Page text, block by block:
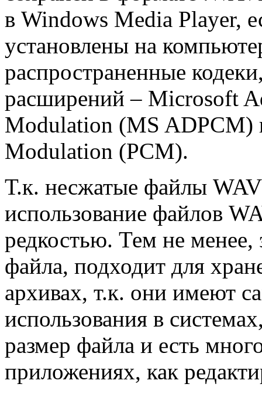
в Windows Media Player,
установлены на
распространенные
расширений – Microsoft
Modulation (MS ADPCM)
Modulation (PCM).
Т.к. несжатые файлы
использование файлов
редкостью. Тем не менее,
файла, подходит для
архивах, т.к. они имеют
использования в
размер файла и есть
приложениях, как